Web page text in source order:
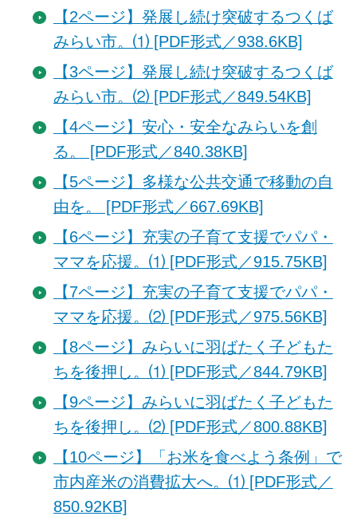
【2ページ】発展し続け突破するつくば
みらい市。⑴ [PDF形式／938.6KB]
【3ページ】発展し続け突破するつくば
みらい市。⑵ [PDF形式／849.54KB]
【4ページ】安心・安全なみらいを創
る。 [PDF形式／840.38KB]
【5ページ】多様な公共交通で移動の自
由を。 [PDF形式／667.69KB]
【6ページ】充実の子育て支援でパパ・
ママを応援。⑴ [PDF形式／915.75KB]
【7ページ】充実の子育て支援でパパ・
ママを応援。⑵ [PDF形式／975.56KB]
【8ページ】みらいに羽ばたく子どもた
ちを後押し。⑴ [PDF形式／844.79KB]
【9ページ】みらいに羽ばたく子どもた
ちを後押し。⑵ [PDF形式／800.88KB]
【10ページ】「お米を食べよう条例」で
市内産米の消費拡大へ。⑴ [PDF形式／
850.92KB]